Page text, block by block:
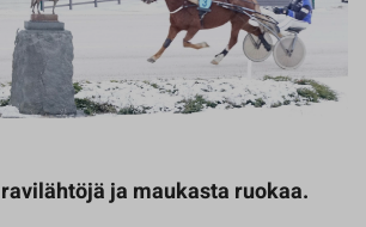
ja maukasta ruokaa.